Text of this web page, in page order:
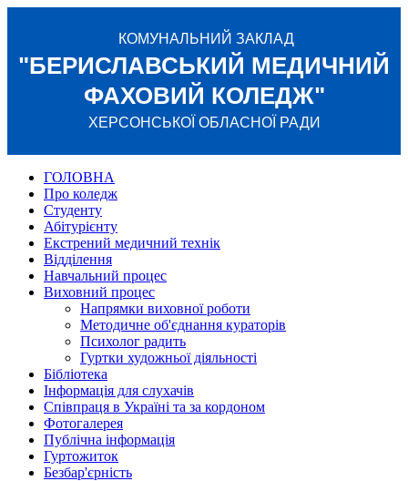
КОМУНАЛЬНИЙ ЗАКЛАД
"БЕРИСЛАВСЬКИЙ МЕДИЧНИЙ
ФАХОВИЙ КОЛЕДЖ"
ХЕРСОНСЬКОЇ ОБЛАСНОЇ РАДИ
ГОЛОВНА
Про коледж
Студенту
Абітурієнту
Екстрений медичний технік
Відділення
Навчальний процес
Виховний процес
Напрямки виховної роботи
Методичне об'єднання кураторів
Психолог радить
Гуртки художньої діяльності
Бібліотека
Інформація для слухачів
Співпраця в Україні та за кордоном
Фотогалерея
Публічна інформація
Гуртожиток
Безбар'єрність